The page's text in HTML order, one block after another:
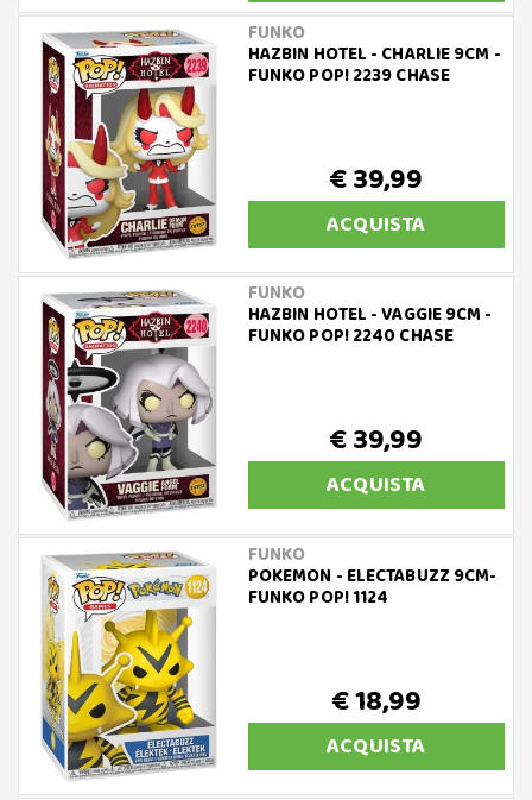
FUNKO
HAZBIN HOTEL - CHARLIE 9CM -
FUNKO POP! 2239 CHASE
€ 39,99
ACQUISTA
FUNKO
HAZBIN HOTEL - VAGGIE 9CM -
FUNKO POP! 2240 CHASE
€ 39,99
ACQUISTA
FUNKO
POKEMON - ELECTABUZZ 9CM-
FUNKO POP! 1124
€ 18,99
ACQUISTA